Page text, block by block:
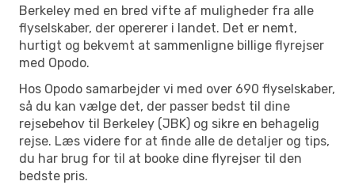
Berkeley med en bred vifte af muligheder fra alle
flyselskaber, der opererer i landet. Det er nemt,
hurtigt og bekvemt at sammenligne billige flyrejser
med Opodo.
Hos Opodo samarbejder vi med over 690 flyselskaber,
så du kan vælge det, der passer bedst til dine
rejsebehov til Berkeley (JBK) og sikre en behagelig
rejse. Læs videre for at finde alle de detaljer og tips,
du har brug for til at booke dine flyrejser til den
bedste pris.